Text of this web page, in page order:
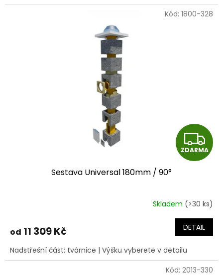
Z
D
R
M
A
ZDARMA
Sestava Universal 180mm / 90°
je
z
5
Skladem (>30 ks)
od 11 309 Kč DETAIL
Nadstřešní část: tvárnice | Výšku vyberete v detailu
Kód: 1800-328
Kód: 2013-330